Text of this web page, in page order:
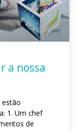
a nossa
estão
1. Um chef
de